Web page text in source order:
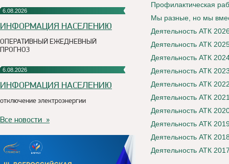
6.08.2026
ИНФОРМАЦИЯ НАСЕЛЕНИЮ
ОПЕРАТИВНЫЙ ЕЖЕДНЕВНЫЙ
ПРОГНОЗ
6.08.2026
ИНФОРМАЦИЯ НАСЕЛЕНИЮ
отключение электроэнергии
Все новости »
Профилактическая
Мы разные, но мы
Деятельность АТК
Деятельность АТК
Деятельность АТК
Деятельность АТК
Деятельность АТК
Деятельность АТК
Деятельность АТК
Деятельность АТК
Деятельность АТК
Деятельность АТК